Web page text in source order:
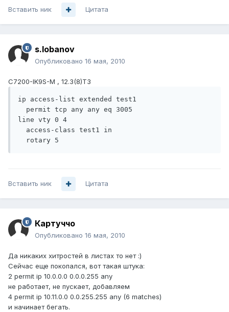
Вставить ник Цитата
s.lobanov
Опубликовано 16 мая, 2010
C7200-IK9S-M , 12.3(8)T3
ip access-list extended test1
permit tcp any any eq 3005
line vty 0 4
access-class test1 in
rotary 5
Вставить ник Цитата
Картуччо
Опубликовано 16 мая, 2010
Да никаких хитростей в листах то нет :)
Сейчас еще покопался, вот такая штука:
2 permit ip 10.0.0.0 0.0.0.255 any
не работает, не пускает, добавляем
4 permit ip 10.11.0.0 0.0.255.255 any (6 matches)
и начинает бегать.